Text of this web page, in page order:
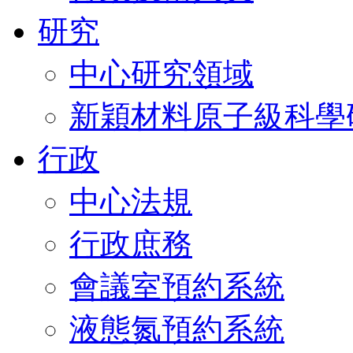
研究
中心研究領域
新穎材料原子級科
行政
中心法規
行政庶務
會議室預約系統
液態氮預約系統